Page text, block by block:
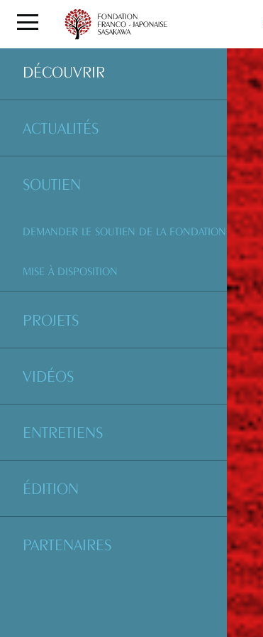
DÉCOUVRIR
ACTUALITÉS
SOUTIEN
DEMANDER LE SOUTIEN DE LA FONDATION
MISE À DISPOSITION
PROJETS
VIDÉOS
ENTRETIENS
ÉDITION
PARTENAIRES